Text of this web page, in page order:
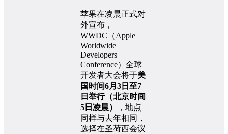
苹果在凌晨正式对
外宣布，
WWDC（Apple
Worldwide
Developers
Conference）全球
开发者大会将于美
国时间6月3日至7
日举行（北京时间
5日凌晨）
，地点
同样与去年相同，
选择在圣荷西会议